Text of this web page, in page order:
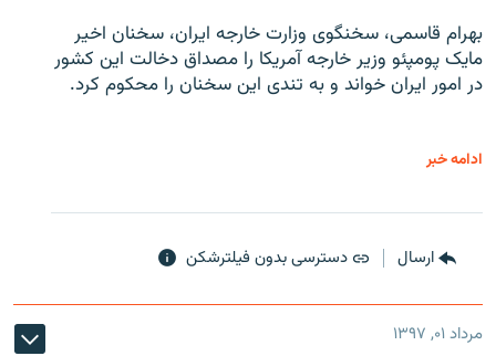
بهرام قاسمی، سخنگوی وزارت خارجه ایران، سخنان اخیر
مایک پومپئو وزیر خارجه آمریکا را مصداق دخالت این کشور
در امور ایران خواند و به تندی این سخنان را محکوم کرد.
ادامه خبر
ارسال دسترسی بدون فیلترشکن
مرداد ۰۱, ۱۳۹۷